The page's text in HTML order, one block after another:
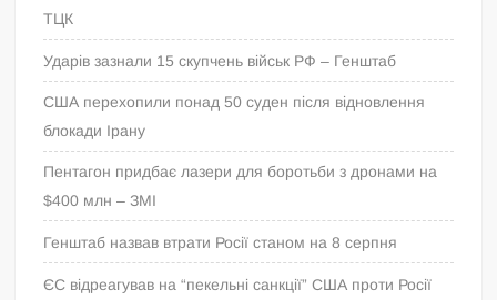
ТЦК
Ударів зазнали 15 скупчень військ РФ – Генштаб
США перехопили понад 50 суден після відновлення
блокади Ірану
Пентагон придбає лазери для боротьби з дронами на
$400 млн – ЗМІ
Генштаб назвав втрати Росії станом на 8 серпня
ЄС відреагував на “пекельні санкції” США проти Росії